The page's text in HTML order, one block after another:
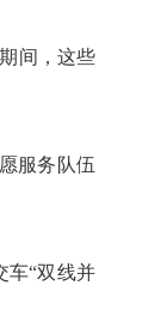
间，这些
服务队伍
车“双线并